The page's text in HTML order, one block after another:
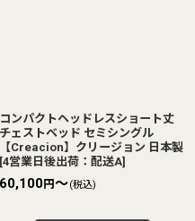
コンパクトヘッドレスショート丈
チェストベッド セミシングル
【Creacion】クリージョン 日本製
[4営業日後出荷：配送A]
60,100円～(税込)